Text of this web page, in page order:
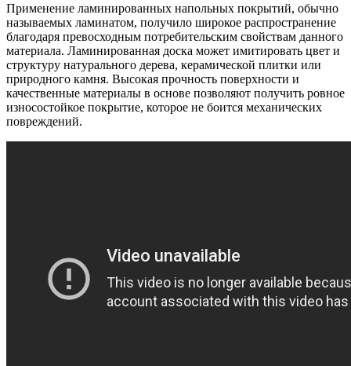
Применение ламинированных напольных покрытий, обычно
называемых ламинатом, получило широкое распространение
благодаря превосходным потребительским свойствам данного
материала. Ламинированная доска может имитировать цвет и
структуру натурального дерева, керамической плитки или
природного камня. Высокая прочность поверхности и
качественные материалы в основе позволяют получить ровное
износостойкое покрытие, которое не боится механических
повреждений.